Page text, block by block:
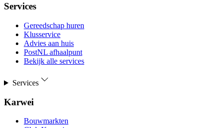
Services
Gereedschap huren
Klusservice
Advies aan huis
PostNL afhaalpunt
Bekijk alle services
Services
Karwei
Bouwmarkten